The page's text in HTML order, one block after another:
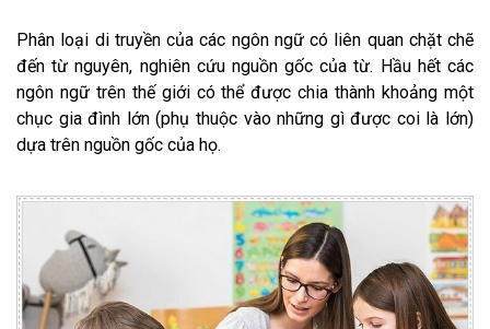
Phân loại di truyền của các ngôn ngữ có liên quan chặt chẽ
đến từ nguyên, nghiên cứu nguồn gốc của từ. Hầu hết các
ngôn ngữ trên thế giới có thể được chia thành khoảng một
chục gia đình lớn (phụ thuộc vào những gì được coi là lớn)
dựa trên nguồn gốc của họ.